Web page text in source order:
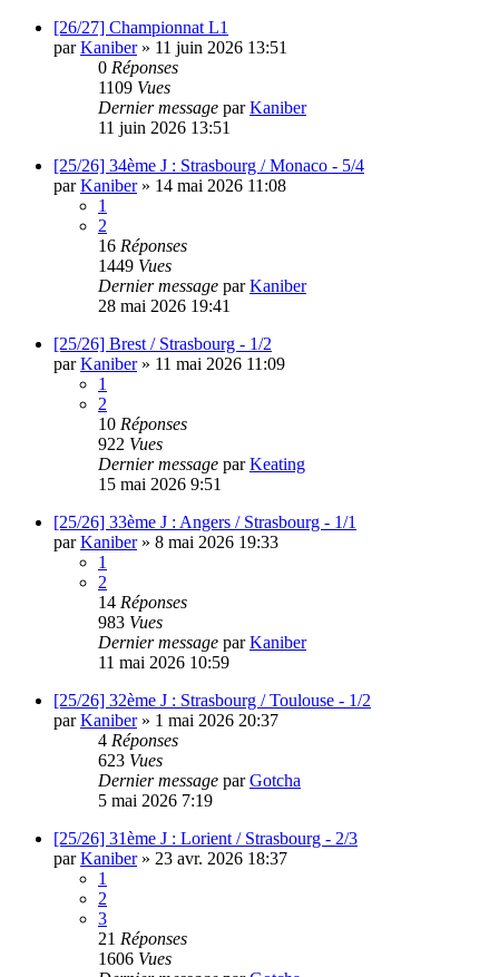
[26/27] Championnat L1
parKaniber» 11 juin 2026 13:51
0 Réponses
1109 Vues
Dernier message parKaniber
11 juin 2026 13:51
[25/26] 34ème J : Strasbourg / Monaco - 5/4
parKaniber» 14 mai 2026 11:08
1
2
16 Réponses
1449 Vues
Dernier message parKaniber
28 mai 2026 19:41
[25/26] Brest / Strasbourg - 1/2
parKaniber» 11 mai 2026 11:09
1
2
10 Réponses
922 Vues
Dernier message parKeating
15 mai 2026 9:51
[25/26] 33ème J : Angers / Strasbourg - 1/1
parKaniber» 8 mai 2026 19:33
1
2
14 Réponses
983 Vues
Dernier message parKaniber
11 mai 2026 10:59
[25/26] 32ème J : Strasbourg / Toulouse - 1/2
parKaniber» 1 mai 2026 20:37
4 Réponses
623 Vues
Dernier message parGotcha
5 mai 2026 7:19
[25/26] 31ème J : Lorient / Strasbourg - 2/3
parKaniber» 23 avr. 2026 18:37
1
2
3
21 Réponses
1606 Vues